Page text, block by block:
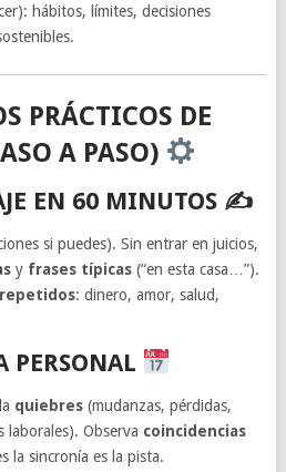
hábitos, límites, decisiones
PRÁCTICOS DE
A PASO)
EN 60 MINUTOS ✍️
si puedes). Sin entrar en juicios,
y frases típicas(“en esta casa…”).
: dinero, amor, salud,
PERSONAL
quiebres(mudanzas, pérdidas,
laborales). Observa coincidencias
la sincronía es la pista.